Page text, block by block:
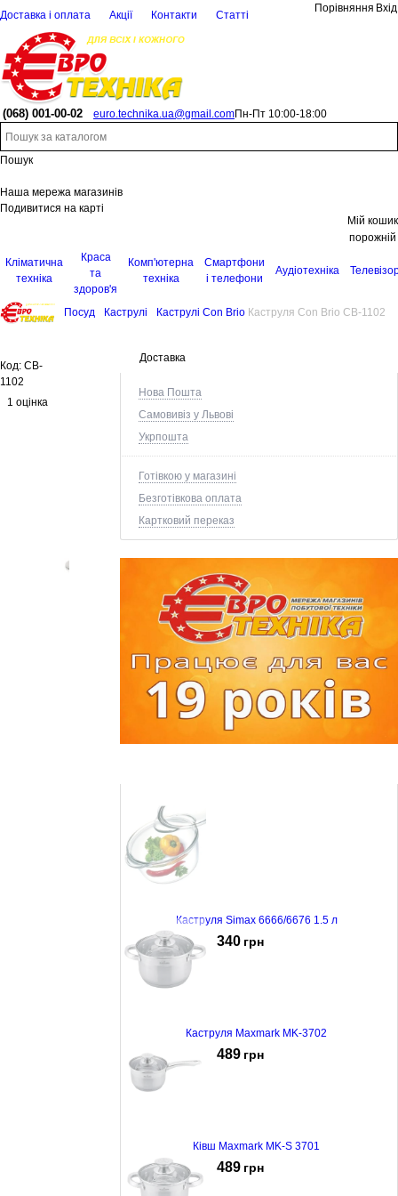
Доставка і оплата Акції Контакти Статті
Порівняння Вхід
(068) 001-00-02 euro.technika.ua@gmail.comПн-Пт 10:00-18:00
Пошук
Наша мережа магазинів
Подивитися на карті
Мій кошик
порожній
Кліматична
техніка
Краса
та
здоров'я
Комп'ютерна
техніка
Смартфони
і телефони
Аудіотехніка
Посуд Каструлі Каструлі Con Brio Каструля Con Brio CB-1102
Доставка
Нова Пошта
Самовивіз у Львові
Укрпошта
Готівкою у магазині
Безготівкова оплата
Картковий переказ
Каструля Simax 6666/6676 1.5 л
340 грн
Каструля Maxmark MK-3702
489 грн
Ківш Maxmark MK-S 3701
489 грн
Код: CB-
1102
1 оцінка